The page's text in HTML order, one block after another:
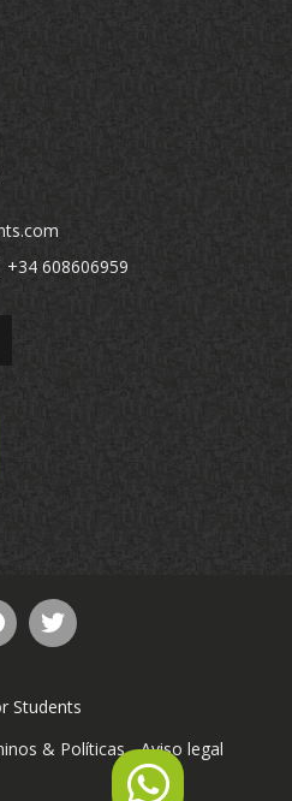
+34 608606959
Students
& Políticas-Aviso legal